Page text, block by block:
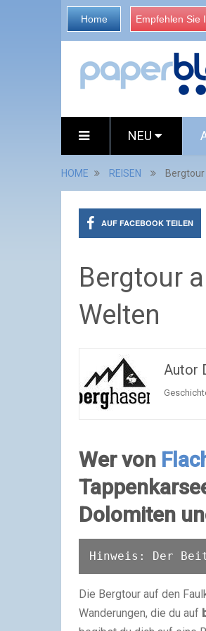
Home Empfehlen Sie
NEU
HOME REISEN
AUF FACEBOOK TEILEN
Bergtour
Welten
Autor
Wer von
Dolomiten
Hinweis: Der
Die Bergtour auf den
Wanderungen, die du auf